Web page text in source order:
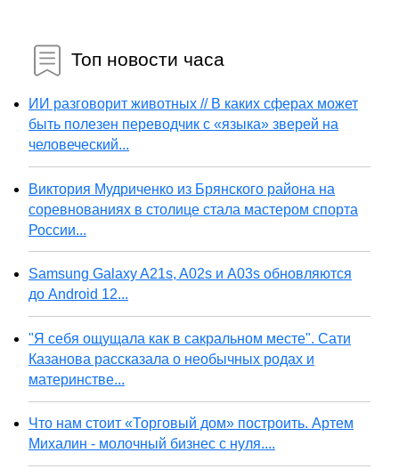
Топ новости часа
ИИ разговорит животных // В каких сферах может
быть полезен переводчик с «языка» зверей на
человеческий...
Виктория Мудриченко из Брянского района на
соревнованиях в столице стала мастером спорта
России...
Samsung Galaxy A21s, A02s и A03s обновляются
до Android 12...
"Я себя ощущала как в сакральном месте". Сати
Казанова рассказала о необычных родах и
материнстве...
Что нам стоит «Торговый дом» построить. Артем
Михалин - молочный бизнес с нуля....